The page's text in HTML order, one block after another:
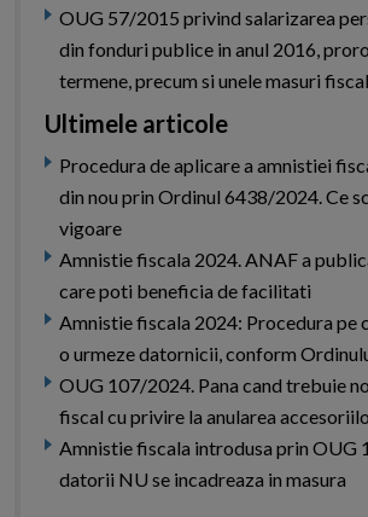
OUG 57/2015 privind salarizarea
din fonduri publice in anul 2016,
termene, precum si unele masuri
Ultimele articole
Procedura de aplicare a amnistiei
din nou prin Ordinul 6438/2024. Ce
vigoare
Amnistie fiscala 2024. ANAF a
care poti beneficia de facilitati
Amnistie fiscala 2024: Procedura pe
o urmeze datornicii, conform
OUG 107/2024. Pana cand trebuie
fiscal cu privire la anularea
Amnistie fiscala introdusa prin OUG
datorii NU se incadreaza in masura